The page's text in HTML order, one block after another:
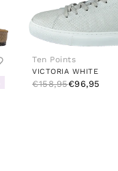
Ten Points
VICTORIA WHITE
€158,95€96,95